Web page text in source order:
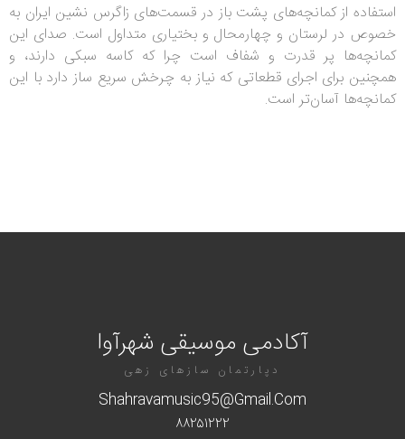
استفاده از کمانچه‌های پشت باز در قسمت‌های زاگرس نشین ایران به
خصوص در لرستان و چهارمحال و بختیاری متداول است. صدای این
کمانچه‌ها پر قدرت و شفاف است چرا که کاسه سبکی دارند، و
همچنین برای اجرای قطعاتی که نیاز به چرخش سریع ساز دارد با این
کمانچه‌ها آسان‌تر است.
آکادمی موسیقی شهرآوا
دپارتمان سازهای زهی
Shahravamusic95@gmail.com
۸۸۲۵۱۲۲۲